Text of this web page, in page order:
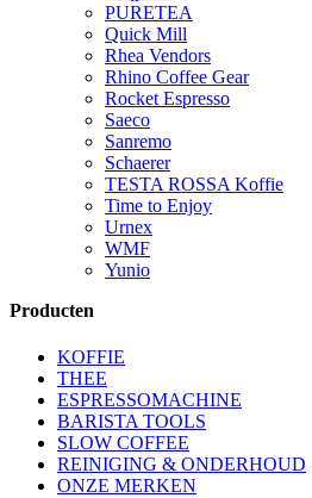
PURETEA
Quick Mill
Rhea Vendors
Rhino Coffee Gear
Rocket Espresso
Saeco
Sanremo
Schaerer
TESTA ROSSA Koffie
Time to Enjoy
Urnex
WMF
Yunio
Producten
KOFFIE
THEE
ESPRESSOMACHINE
BARISTA TOOLS
SLOW COFFEE
REINIGING & ONDERHOUD
ONZE MERKEN